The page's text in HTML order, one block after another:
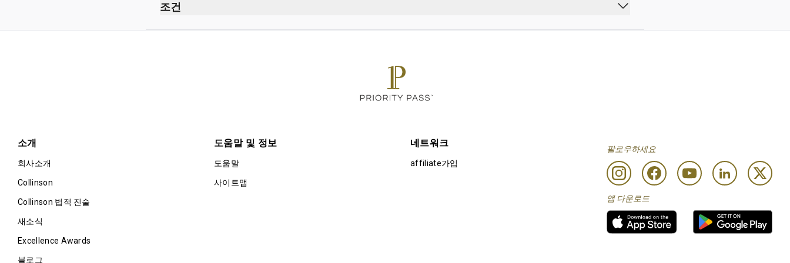
보안 검사대 통과 후
조건
금연(전자 담배 포함)
예정된 항공편 출발 3시간 전부터 이용할 수 있습니다.
소개
회사소개
Collinson
Collinson 법적 진술
새소식
Excellence Awards
블로그
도움말 및 정보
도움말
사이트맵
네트워크
affiliate가입
팔로우하세요
앱 다운로드